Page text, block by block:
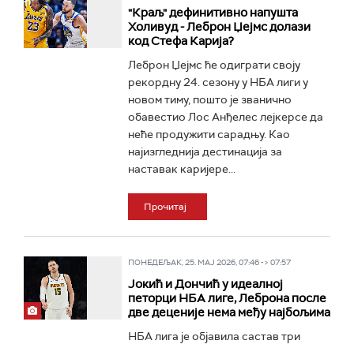
"Краљ" дефинитивно напушта
Холивуд - Леброн Џејмс долази
код Стефа Карија?
Леброн Џејмс ће одиграти своју
рекордну 24. сезону у НБА лиги у
новом тиму, пошто је званично
обавестио Лос Анђелес лејкерсе да
неће продужити сарадњу. Као
најизгледнија дестинација за
наставак каријере...
Прочитај
ПОНЕДЕЉАК, 25. МАЈ 2026, 07:46 -> 07:57
Јокић и Дончић у идеалној
петорци НБА лиге, Леброна после
две деценије нема међу најбољима
НБА лига је објавила састав три